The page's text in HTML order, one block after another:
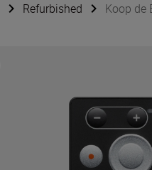
Refurbished Koop de